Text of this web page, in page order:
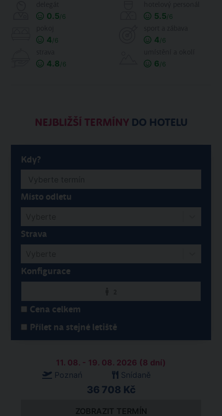
0.5/6 5.5/6
4/6 4/6
4.8/6 6/6
NEJBLIŽŠÍ TERMÍNYDO HOTELU
Kdy?
Místo odletu
Strava
Konfigurace
Cena celkem
Přílet na stejné letiště
11. 08. - 19. 08. 2026 (8 dní)
Poznań
Snídaně
36 708 Kč
ZOBRAZIT TERMÍN